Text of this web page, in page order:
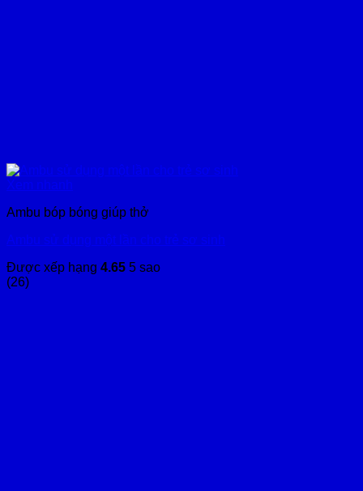
Xem nhanh
Ambu bóp bóng giúp thở
Ambu sử dụng một lần cho trẻ sơ sinh
Được xếp hạng 4.65 5 sao
(26)